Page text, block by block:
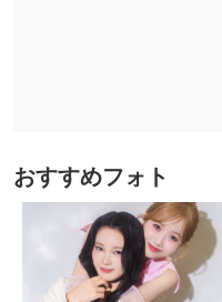
おすすめフォト